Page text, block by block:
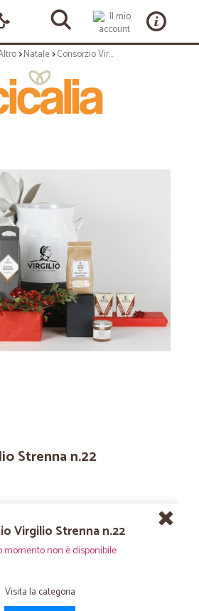
Natale Consorzio Virgilio Strenna n.22
Strenna n.22
Virgilio Strenna n.22
momento non è disponibile
Visita la categoria